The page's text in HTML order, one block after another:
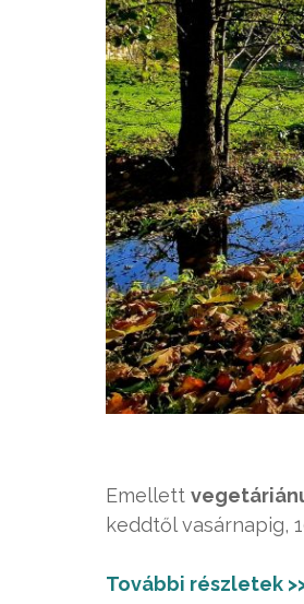
Emellett
keddtől vasárnapig,
További részletek